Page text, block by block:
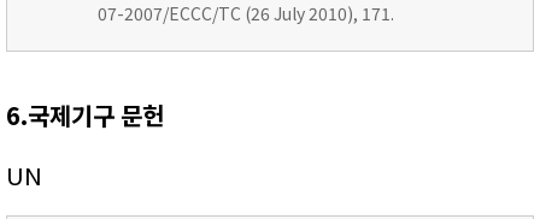
07-2007/ECCC/TC (26 July 2010), 171.
6.국제기구 문헌
UN